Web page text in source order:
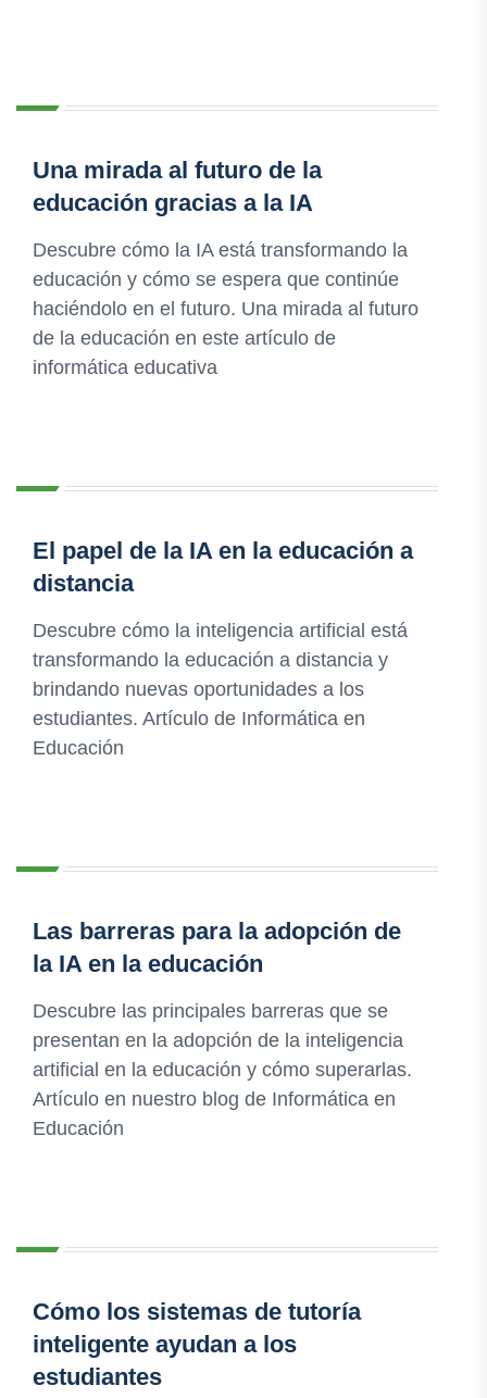
Una mirada al futuro de la
educación gracias a la IA
Descubre cómo la IA está transformando la
educación y cómo se espera que continúe
haciéndolo en el futuro. Una mirada al futuro
de la educación en este artículo de
informática educativa
El papel de la IA en la educación a
distancia
Descubre cómo la inteligencia artificial está
transformando la educación a distancia y
brindando nuevas oportunidades a los
estudiantes. Artículo de Informática en
Educación
Las barreras para la adopción de
la IA en la educación
Descubre las principales barreras que se
presentan en la adopción de la inteligencia
artificial en la educación y cómo superarlas.
Artículo en nuestro blog de Informática en
Educación
Cómo los sistemas de tutoría
inteligente ayudan a los
estudiantes